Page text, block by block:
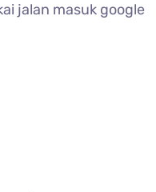
jalan masuk google